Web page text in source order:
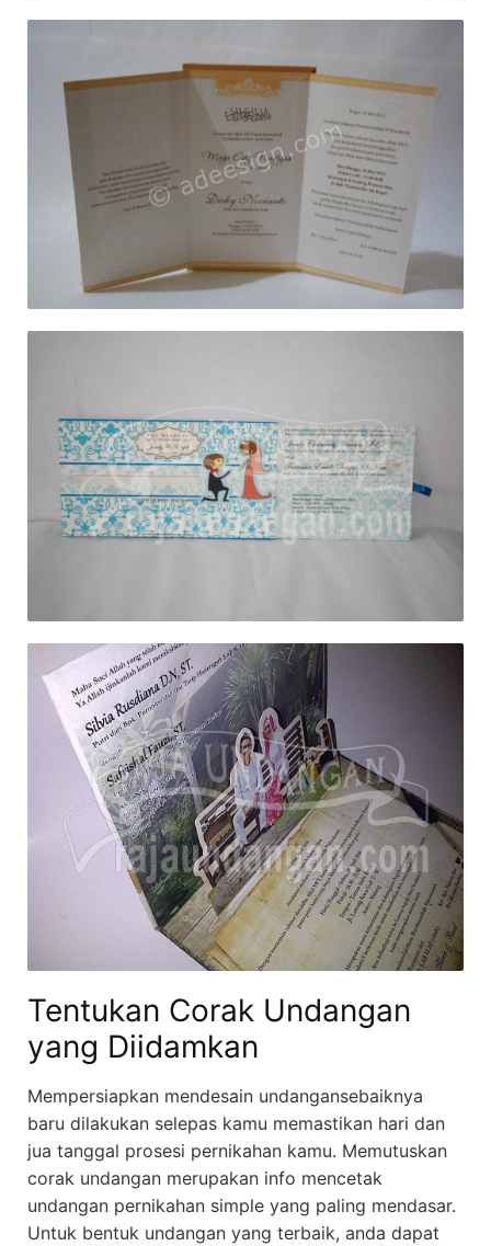
Tentukan Corak Undangan
yang Diidamkan
Mempersiapkan mendesain undangansebaiknya
baru dilakukan selepas kamu memastikan hari dan
jua tanggal prosesi pernikahan kamu. Memutuskan
corak undangan merupakan info mencetak
undangan pernikahan simple yang paling mendasar.
Untuk bentuk undangan yang terbaik, anda dapat